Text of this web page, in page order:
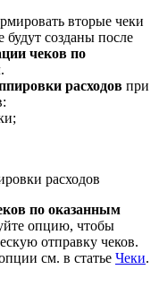
вторые чеки
будут созданы после
чеков по
.
расходов при
расходов
по оказанным
опцию, чтобы
отправку чеков.
см. в статье Чеки.